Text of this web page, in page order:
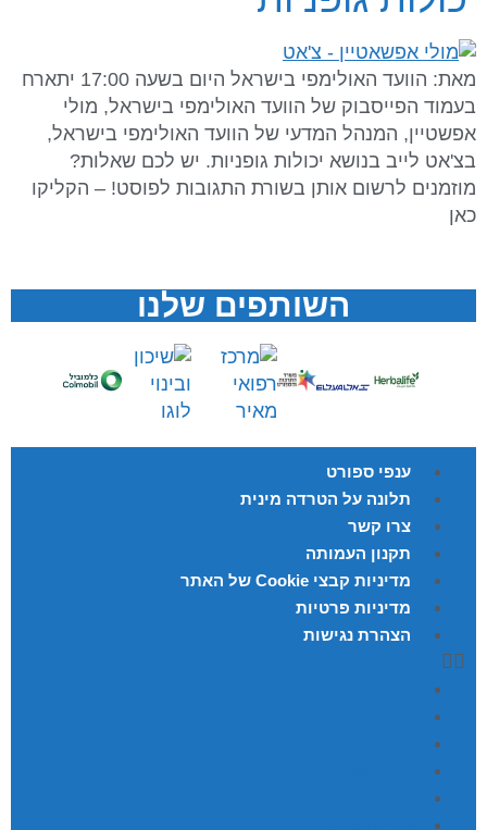
מאת: הוועד האולימפי בישראל היום בשעה 17:00 יתארח
בעמוד הפייסבוק של הוועד האולימפי בישראל, מולי
אפשטיין, המנהל המדעי של הוועד האולימפי בישראל,
בצ'אט לייב בנושא יכולות גופניות. יש לכם שאלות?
מוזמנים לרשום אותן בשורת התגובות לפוסט! – הקליקו
כאן
השותפים שלנו
ענפי ספורט
תלונה על הטרדה מינית
צרו קשר
תקנון העמותה
מדיניות קבצי Cookie של האתר
מדיניות פרטיות
הצהרת נגישות